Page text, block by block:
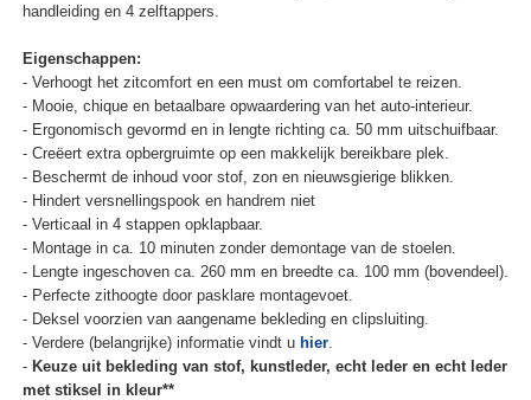
handleiding en 4 zelftappers.
Eigenschappen:
- Verhoogt het zitcomfort en een must om comfortabel te reizen.
- Mooie, chique en betaalbare opwaardering van het auto-interieur.
- Ergonomisch gevormd en in lengte richting ca. 50 mm uitschuifbaar.
- Creëert extra opbergruimte op een makkelijk bereikbare plek.
- Beschermt de inhoud voor stof, zon en nieuwsgierige blikken.
- Hindert versnellingspook en handrem niet
- Verticaal in 4 stappen opklapbaar.
- Montage in ca. 10 minuten zonder demontage van de stoelen.
- Lengte ingeschoven ca. 260 mm en breedte ca. 100 mm (bovendeel).
- Perfecte zithoogte door pasklare montagevoet.
- Deksel voorzien van aangename bekleding en clipsluiting.
- Verdere (belangrijke) informatie vindt u hier.
- Keuze uit bekleding van stof, kunstleder, echt leder en echt leder
met stiksel in kleur**